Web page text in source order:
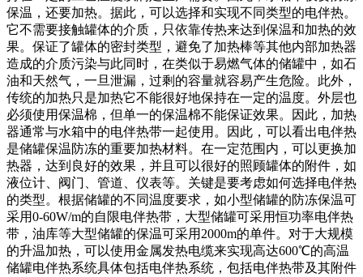
保温，还要加热。据此，可以选择和实现不同类型的电伴热。
它不需要接触罐体的介质，只依靠传热来达到保温和加热的效
果。保证了罐体的密封类型，避免了加热棒等其他内部加热器
造成的介质污染与此同时，在类似于易燃气体的储罐中，如石
油和天然气，一旦泄漏，过剩的容量就容易产生危险。此外，
传统的加热只是加热它不能很好地保持在一定的温度。外层也
必须使用保温棉，但单一的保温棉不能保证效果。因此，加热
器通常与水箱中的电伴热带一起使用。因此，可以看出电伴热
是储罐保温防冻的重要加热材料。在一定范围内，可以更换加
热器，达到良好的效果，并且可以很好的照顾罐体的附件，如
液位计、阀门、管道、仪表等。关键是要考虑如何选择电伴热
的类型。根据储罐的不同温度要求，如小型储罐的防冻保温可
采用0-60W/m的自限电伴热带，大型储罐可采用恒功率电伴热
带，油库等大型储罐的保温可采用2000m的单件。对于大规模
的升温加热，可以使用金属发热电缆来实现高达600℃的高温
储罐电伴热系统具体包括电伴热系统，包括电伴热带及其附件